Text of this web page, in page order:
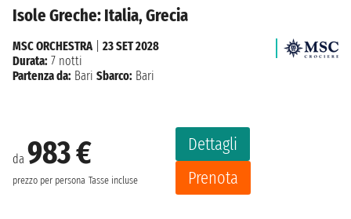
Isole Greche: Italia, Grecia
da 983 €
prezzo per persona Tasse incluse
Dettagli
Prenota
MSC ORCHESTRA| 23 SET 2028
Durata: 7 notti
Partenza da: Bari Sbarco: Bari